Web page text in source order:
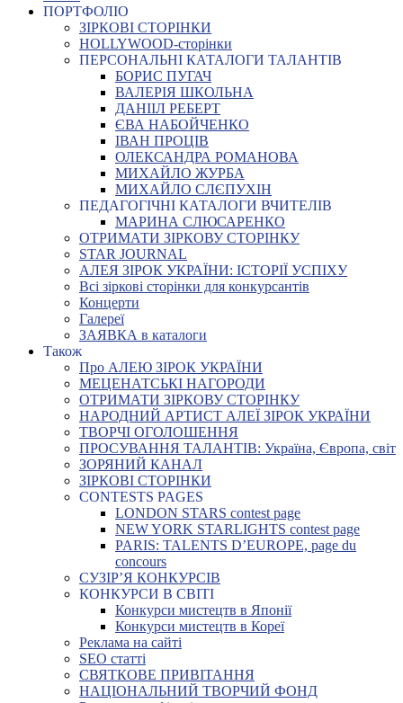
ПОРТФОЛІО
ЗІРКОВІ СТОРІНКИ
HOLLYWOOD-сторінки
ПЕРСОНАЛЬНІ КАТАЛОГИ ТАЛАНТІВ
БОРИС ПУГАЧ
ВАЛЕРІЯ ШКОЛЬНА
ДАНІІЛ РЕБЕРТ
ЄВА НАБОЙЧЕНКО
ІВАН ПРОЦІВ
ОЛЕКСАНДРА РОМАНОВА
МИХАЙЛО ЖУРБА
МИХАЙЛО СЛЄПУХІН
ПЕДАГОГІЧНІ КАТАЛОГИ ВЧИТЕЛІВ
МАРИНА СЛЮСАРЕНКО
ОТРИМАТИ ЗІРКОВУ СТОРІНКУ
STAR JOURNAL
АЛЕЯ ЗІРОК УКРАЇНИ: ІСТОРІЇ УСПІХУ
Всі зіркові сторінки для конкурсантів
Концерти
Галереї
ЗАЯВКА в каталоги
Також
Про АЛЕЮ ЗІРОК УКРАЇНИ
МЕЦЕНАТСЬКІ НАГОРОДИ
ОТРИМАТИ ЗІРКОВУ СТОРІНКУ
НАРОДНИЙ АРТИСТ АЛЕЇ ЗІРОК УКРАЇНИ
ТВОРЧІ ОГОЛОШЕННЯ
ПРОСУВАННЯ ТАЛАНТІВ: Україна, Європа, світ
ЗОРЯНИЙ КАНАЛ
ЗІРКОВІ СТОРІНКИ
CONTESTS PAGES
LONDON STARS contest page
NEW YORK STARLIGHTS contest page
PARIS: TALENTS D’EUROPE, page du
concours
СУЗІР’Я КОНКУРСІВ
КОНКУРСИ В СВІТІ
Конкурси мистецтв в Японії
Конкурси мистецтв в Кореї
Реклама на сайті
SEO статті
СВЯТКОВЕ ПРИВІТАННЯ
НАЦІОНАЛЬНИЙ ТВОРЧИЙ ФОНД